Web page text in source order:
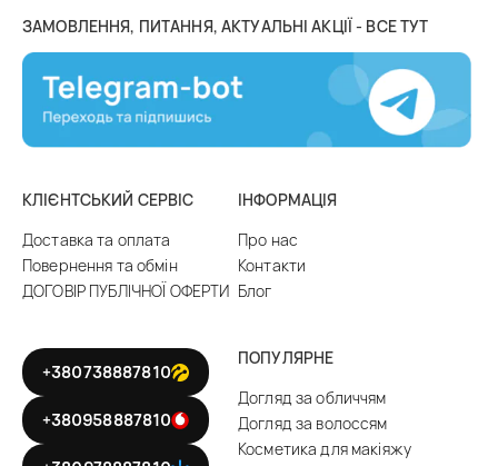
ЗАМОВЛЕННЯ, ПИТАННЯ, АКТУАЛЬНІ АКЦІЇ - ВСЕ ТУТ
КЛІЄНТСЬКИЙ СЕРВІС
Доставка та оплата
Повернення та обмін
ДОГОВІР ПУБЛІЧНОЇ ОФЕРТИ
ІНФОРМАЦІЯ
Про нас
Контакти
Блог
+380738887810
+380958887810
ПОПУЛЯРНЕ
Догляд за обличчям
Догляд за волоссям
Косметика для макіяжу